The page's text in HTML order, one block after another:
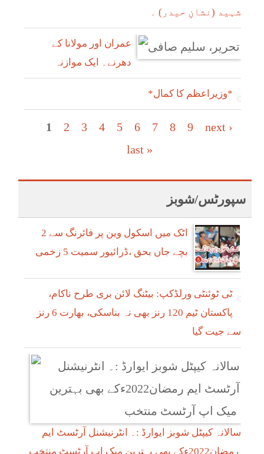
شہید (نشانِ حیدر) ۔
عمران اور مولانا کے
دھرنے۔ ایک موازنہ
*وزیراعظم کا کمال*
Pages
1 2 3 4 5 6 7 8 9
next ›
last »
سپورٹس/شوبز
اٹک میں اسکول وین پر فائرنگ سے 2
بچے جاں بحق ،ڈرائیور سمیت 5 زخمی
ٹی ٹوئنٹی ورلڈکپ: بیٹنگ لائن بری طرح ناکام،
پاکستان ٹیم 120 رنز بھی نہ بناسکی، بھارت 6 رنز
سے جیت گیا
سالانہ کیپٹل شوبز ایوارڈ :۔ انٹرنیشنل آرٹسٹ ایم